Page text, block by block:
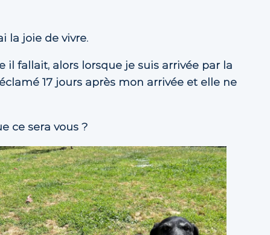
la joie de vivre.
fallait, alors lorsque je suis arrivée par la
17 jours après mon arrivée et elle ne
ce sera vous ?